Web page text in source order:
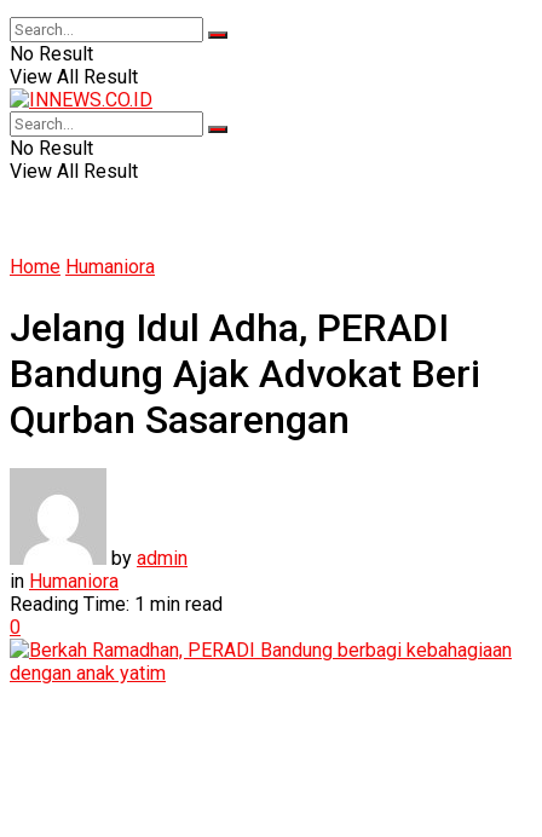
No Result
View All Result
No Result
View All Result
Home Humaniora
Jelang Idul Adha, PERADI
Bandung Ajak Advokat Beri
Qurban Sasarengan
by admin
in Humaniora
Reading Time: 1 min read
0